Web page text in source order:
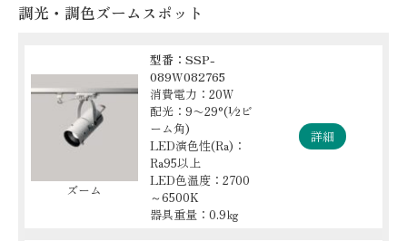
調光・調色ズームスポット
ズーム
型番：SSP-
089W082765
消費電力：20W
配光：9〜29°(½ビ
ーム角)
LED演色性(Ra)：
Ra95以上
LED色温度：2700
～6500K
器具重量：0.9㎏
詳細